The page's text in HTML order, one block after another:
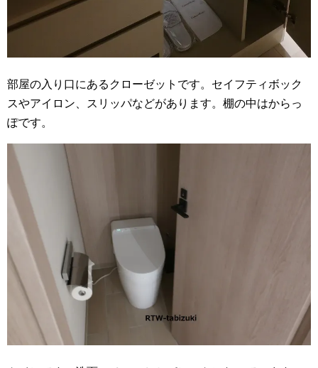
部屋の入り口にあるクローゼットです。セイフティボック
スやアイロン、スリッパなどがあります。棚の中はからっ
ぽです。